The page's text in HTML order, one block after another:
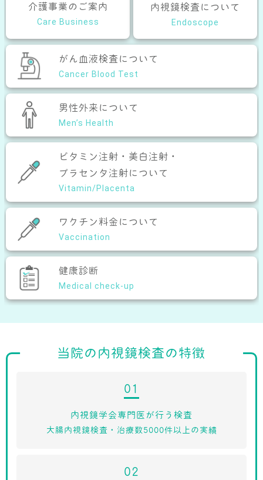
介護事業のご案内
Care Business
内視鏡検査について
Endoscope
がん血液検査について
Cancer Blood Test
男性外来について
Men’s Health
ビタミン注射・美白注射・
プラセンタ注射について
Vitamin/Placenta
ワクチン料金について
Vaccination
健康診断
Medical check-up
当院の内視鏡検査の特徴
01
内視鏡学会専門医が行う検査
大腸内視鏡検査・治療数5000件以上の実績
02